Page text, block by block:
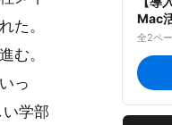
た。
む。
っ
学部
Mac
全2ペ